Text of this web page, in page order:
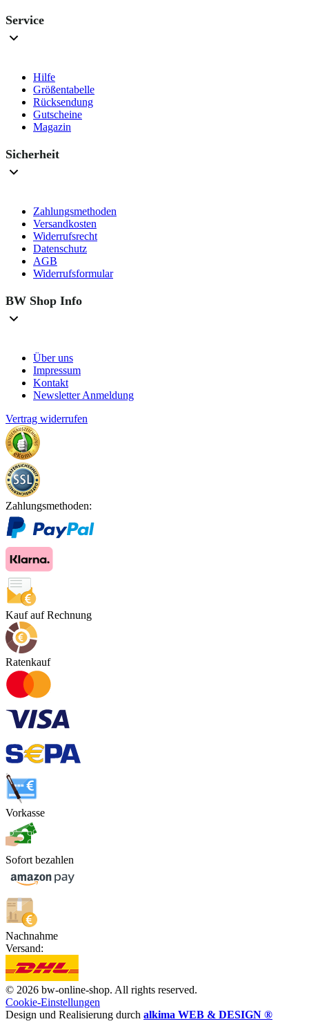
Service
Hilfe
Größentabelle
Rücksendung
Gutscheine
Magazin
Sicherheit
Zahlungsmethoden
Versandkosten
Widerrufsrecht
Datenschutz
AGB
Widerrufsformular
BW Shop Info
Über uns
Impressum
Kontakt
Newsletter Anmeldung
Vertrag widerrufen
Zahlungsmethoden:
Kauf auf Rechnung
Ratenkauf
Vorkasse
Sofort bezahlen
Nachnahme
Versand:
© 2026 bw-online-shop. All rights reserved.
Cookie-Einstellungen
Design und Realisierung durch alkima WEB & DESIGN ®